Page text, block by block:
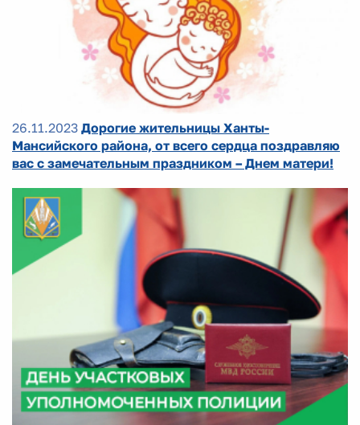
26.11.2023 Дорогие жительницы Ханты-
Мансийского района, от всего сердца поздравляю
вас с замечательным праздником – Днем матери!